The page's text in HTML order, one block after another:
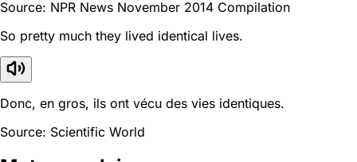
Source: NPR News November 2014 Compilation
So pretty much they lived identical lives.
Donc, en gros, ils ont vécu des vies identiques.
Source: Scientific World